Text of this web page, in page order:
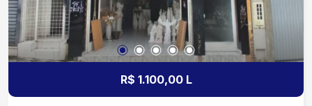
R$ 1.100,00 L